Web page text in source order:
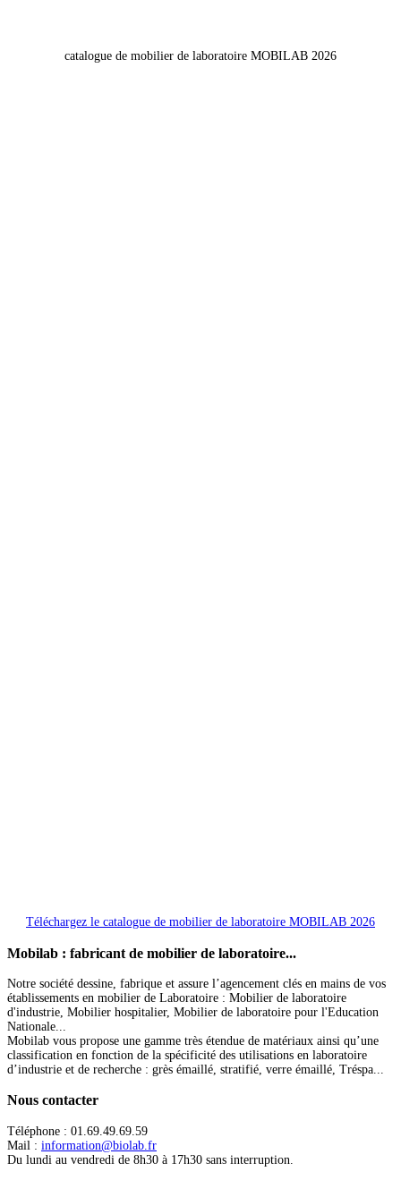
catalogue de mobilier de laboratoire MOBILAB 2026
Téléchargez le catalogue de mobilier de laboratoire MOBILAB 2026
Mobilab : fabricant de mobilier de laboratoire...
Notre société dessine, fabrique et assure l’agencement clés en mains de vos
établissements en mobilier de Laboratoire : Mobilier de laboratoire
d'industrie, Mobilier hospitalier, Mobilier de laboratoire pour l'Education
Nationale...
Mobilab vous propose une gamme très étendue de matériaux ainsi qu’une
classification en fonction de la spécificité des utilisations en laboratoire
d’industrie et de recherche : grès émaillé, stratifié, verre émaillé, Tréspa...
Nous contacter
Téléphone : 01.69.49.69.59
Mail : information@biolab.fr
Du lundi au vendredi de 8h30 à 17h30 sans interruption.